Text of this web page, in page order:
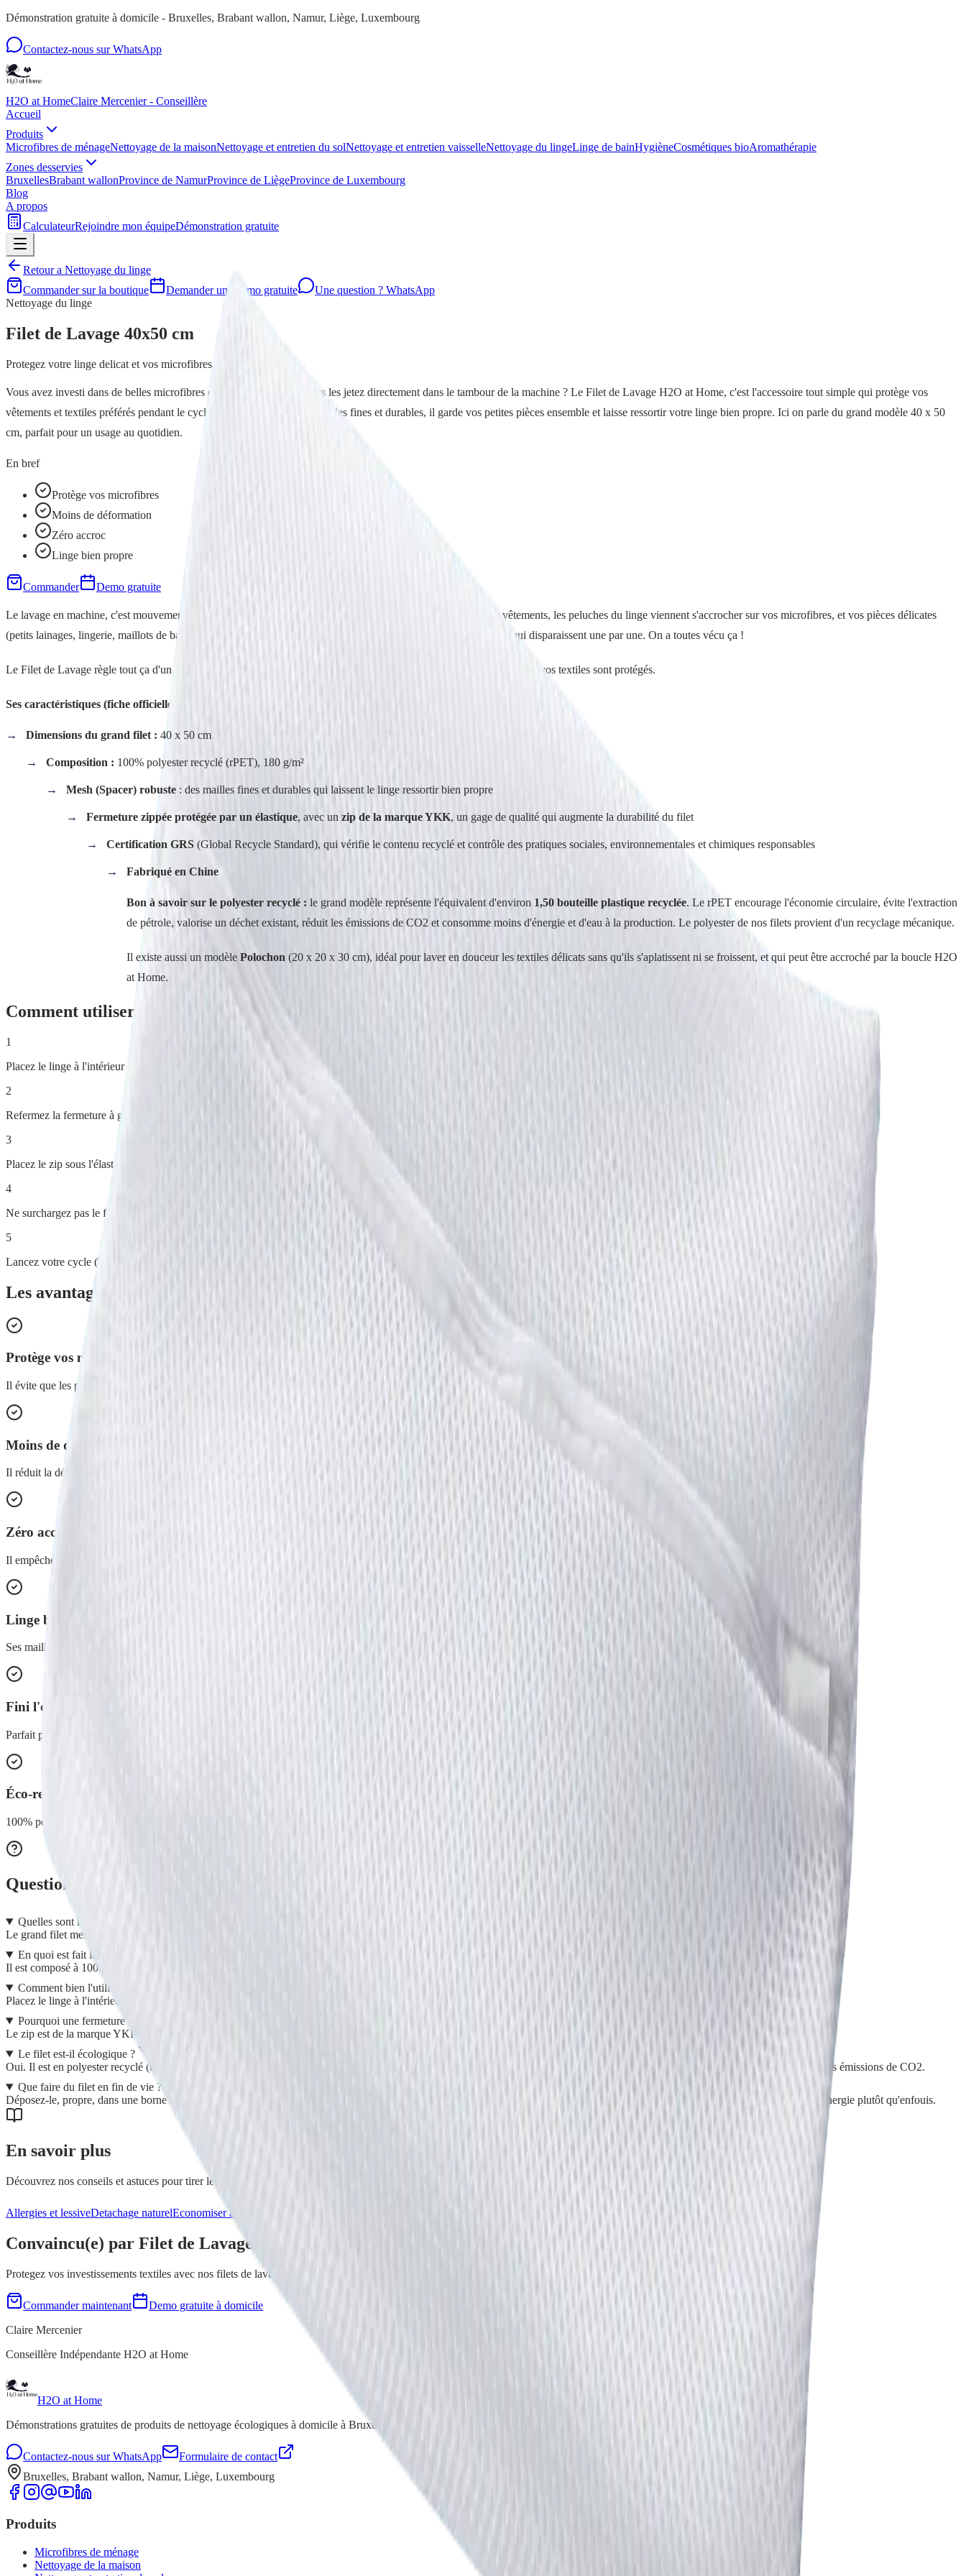
Démonstration gratuite à domicile - Bruxelles, Brabant wallon, Namur, Liège, Luxembourg
Contactez-nous sur WhatsApp
H2O at HomeClaire Mercenier - Conseillère
Accueil
Produits
Microfibres de ménageNettoyage de la maisonNettoyage et entretien du solNettoyage et entretien vaisselleNettoyage du lingeLinge de bainHygièneCosmétiques bioAromathérapie
Zones desservies
BruxellesBrabant wallonProvince de NamurProvince de LiègeProvince de Luxembourg
Blog
A propos
CalculateurRejoindre mon équipeDémonstration gratuite
Retour a Nettoyage du linge
Commander sur la boutique
Demander une demo gratuite
Une question ? WhatsApp
Nettoyage du linge
Filet de Lavage 40x50 cm
Protegez votre linge delicat et vos microfibres
Vous avez investi dans de belles microfibres et du linge délicat, et vous les jetez directement dans le tambour de la machine ? Le Filet de Lavage H2O at Home, c'est l'accessoire tout simple qui protège vos
vêtements et textiles préférés pendant le cycle. Bien solide, avec des mailles fines et durables, il garde vos petites pièces ensemble et laisse ressortir votre linge bien propre. Ici on parle du grand modèle 40 x 50
cm, parfait pour un usage au quotidien.
En bref
Protège vos microfibres
Moins de déformation
Zéro accroc
Linge bien propre
Commander Demo gratuite
Le lavage en machine, c'est mouvementé pour les textiles. Le mouvement de rotation du tambour déforme les vêtements, les peluches du linge viennent s'accrocher sur vos microfibres, et vos pièces délicates
(petits lainages, lingerie, maillots de bain) attrapent des accrocs. Et puis il y a le grand classique : les chaussettes qui disparaissent une par une. On a toutes vécu ça !
Le Filet de Lavage règle tout ça d'un coup. Vous placez votre linge à l'intérieur, vous fermez, et hop dans la machine : vos textiles sont protégés.
Ses caractéristiques (fiche officielle) :
Dimensions du grand filet : 40 x 50 cm
Composition : 100% polyester recyclé (rPET), 180 g/m²
Mesh (Spacer) robuste : des mailles fines et durables qui laissent le linge ressortir bien propre
Fermeture zippée protégée par un élastique, avec un zip de la marque YKK, un gage de qualité qui augmente la durabilité du filet
Certification GRS (Global Recycle Standard), qui vérifie le contenu recyclé et contrôle des pratiques sociales, environnementales et chimiques responsables
Fabriqué en Chine
Bon à savoir sur le polyester recyclé : le grand modèle représente l'équivalent d'environ 1,50 bouteille plastique recyclée. Le rPET encourage l'économie circulaire, évite l'extraction
de pétrole, valorise un déchet existant, réduit les émissions de CO2 et consomme moins d'énergie et d'eau à la production. Le polyester de nos filets provient d'un recyclage mécanique.
Il existe aussi un modèle Polochon (20 x 20 x 30 cm), idéal pour laver en douceur les textiles délicats sans qu'ils s'aplatissent ni se froissent, et qui peut être accroché par la boucle H2O
at Home.
Comment utiliser Filet de Lavage 40x50 cm
1
Placez le linge à l'intérieur du filet.
2
Refermez la fermeture à glissière.
3
Placez le zip sous l'élastique pour éviter qu'il n'accroche le linge de la machine.
4
Ne surchargez pas le filet.
5
Lancez votre cycle (lavage possible jusqu'à 95°C max. selon les indications d'entretien du filet).
Les avantages de Filet de Lavage 40x50 cm
Protège vos microfibres
Il évite que les peluches du linge ne s'accrochent sur vos microfibres.
Moins de déformation
Il réduit la déformation des vêtements due au mouvement de rotation de la machine.
Zéro accroc
Il empêche les accrocs sur vos textiles délicats : petits lainages, lingerie, maillots de bain.
Linge bien propre
Ses mailles fines et durables permettent au linge de ressortir bien propre.
Fini l'orphelinat des chaussettes
Parfait pour garder les petites pièces ensemble et ne plus en perdre une seule.
Éco-responsable
100% polyester recyclé, certifié GRS : environ 1,50 bouteille plastique valorisée par grand filet.
Questions fréquentes
Quelles sont les dimensions du grand filet ?
Le grand filet mesure 40 x 50 cm. Il existe aussi un modèle Polochon de 20 x 20 x 30 cm pour les textiles délicats plus volumineux.
En quoi est fait le filet de lavage ?
Il est composé à 100% de polyester recyclé (180 g/m²), avec un mesh (Spacer) robuste. Il est certifié GRS (Global Recycle Standard).
Comment bien l'utiliser en machine ?
Placez le linge à l'intérieur, refermez la fermeture à glissière, puis glissez le zip sous l'élastique pour qu'il n'accroche pas le linge de la machine. Ne surchargez pas le filet.
Pourquoi une fermeture YKK ?
Le zip est de la marque YKK, une fermeture de qualité protégée par un élastique. Cela augmente la durabilité du filet de lavage.
Le filet est-il écologique ?
Oui. Il est en polyester recyclé (rPET) issu d'un recyclage mécanique : un grand filet équivaut à environ 1,50 bouteille plastique valorisée, ce qui évite l'extraction de pétrole et réduit les émissions de CO2.
Que faire du filet en fin de vie ?
Déposez-le, propre, dans une borne de collecte textile ou donnez-le. Les textiles d'entretien ménager ne sont pas recyclés par la filière actuelle : ils sont incinérés avec récupération d'énergie plutôt qu'enfouis.
En savoir plus
Découvrez nos conseils et astuces pour tirer le meilleur parti de vos produits H2O at Home.
Allergies et lessiveDetachage naturelEconomiser avec l'écologique
Convaincu(e) par Filet de Lavage 40x50 cm
Protegez vos investissements textiles avec nos filets de lavage !
Commander maintenant
Demo gratuite à domicile
Claire Mercenier
Conseillère Indépendante H2O at Home
H2O at Home
Démonstrations gratuites de produits de nettoyage écologiques à domicile à Bruxelles, en Brabant wallon, Namur, Liège et Luxembourg.
Contactez-nous sur WhatsApp
Formulaire de contact
Bruxelles, Brabant wallon, Namur, Liège, Luxembourg
Produits
Microfibres de ménage
Nettoyage de la maison